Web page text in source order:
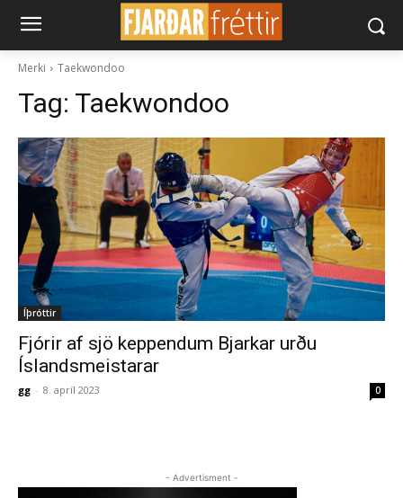
Merki Taekwondoo
Tag: Taekwondoo
Íþróttir
Fjórir af sjö keppendum Bjarkar urðu
Íslandsmeistarar
gg - 8. apríl 2023 0
- Advertisment -